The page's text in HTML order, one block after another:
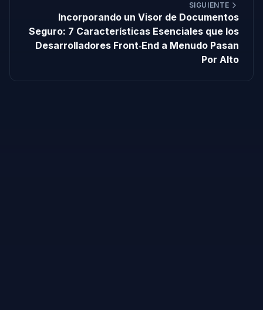
SIGUIENTE
Incorporando un Visor de Documentos
Seguro: 7 Características Esenciales que los
Desarrolladores Front‑End a Menudo Pasan
Por Alto